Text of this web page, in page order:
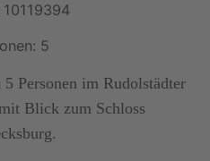
10119394
5
Personen im Rudolstädter
Blick zum Schloss